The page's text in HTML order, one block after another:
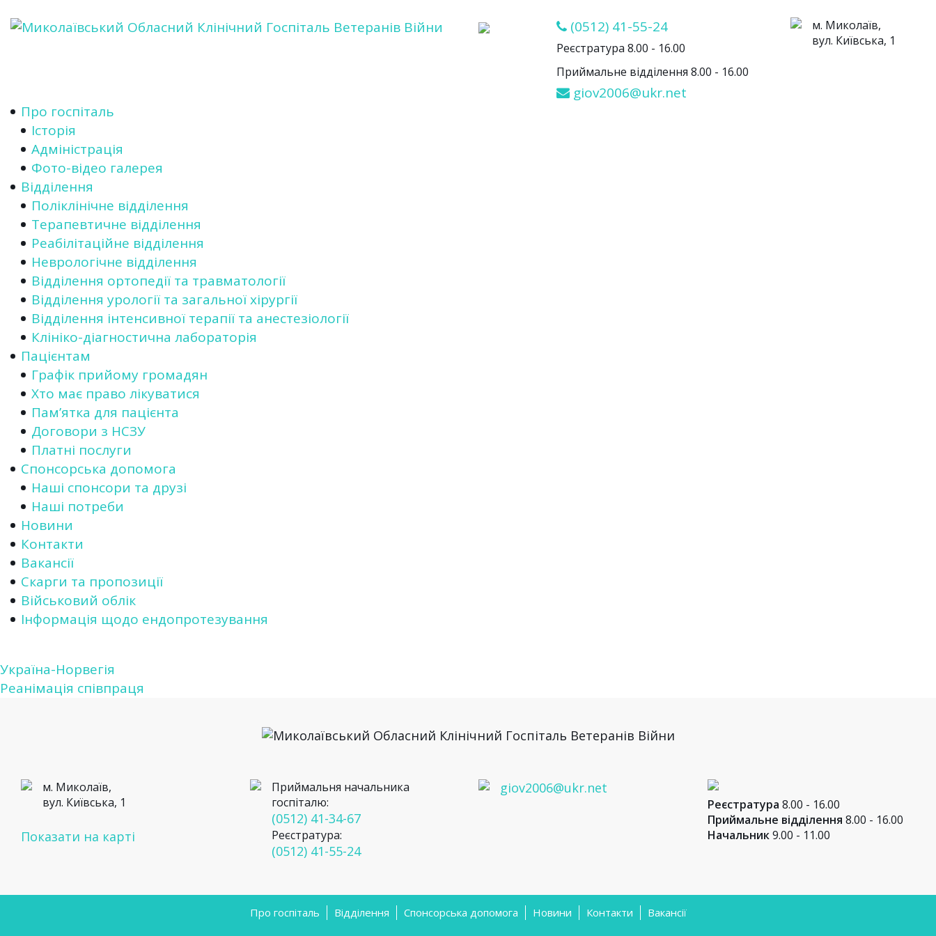
(0512) 41-55-24
Реєстратура 8.00 - 16.00
Приймальне відділення 8.00 - 16.00
giov2006@ukr.net
м. Миколаїв,
вул. Київська, 1
Про госпіталь
Історія
Адміністрація
Фото-відео галерея
Відділення
Поліклінічне відділення
Терапевтичне відділення
Реабілітаційне відділення
Неврологічне відділення
Відділення ортопедії та травматології
Відділення урології та загальної хірургії
Відділення інтенсивної терапії та анестезіології
Клініко-діагностична лабораторія
Пацієнтам
Графік прийому громадян
Хто має право лікуватися
Пам’ятка для пацієнта
Договори з НСЗУ
Платні послуги
Спонсорська допомога
Наші спонсори та друзі
Наші потреби
Новини
Контакти
Вакансії
Скарги та пропозиції
Військовий облік
Інформація щодо ендопротезування
Навігація
Україна-Норвегія
Реанімація співпраця
м. Миколаїв,
вул. Київська, 1
Показати на карті
Приймальня начальника
госпіталю:
(0512) 41-34-67
Реєстратура:
(0512) 41-55-24
giov2006@ukr.net
Реєстратура 8.00 - 16.00
Приймальне відділення 8.00 - 16.00
Начальник9.00 - 11.00
Про госпіталь Відділення Спонсорська допомога Новини Контакти Вакансії